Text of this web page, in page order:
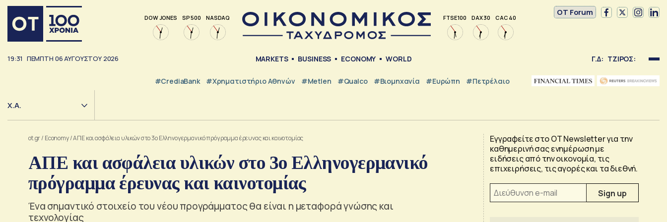
DOW JONES SP 500 NASDAQ FTSE 100 DAX 30 CAC 40
OT Forum
19:31 ΠΕΜΠΤΗ 06ΑΥΓΟΥΣΤΟΥ 2026 MARKETS BUSINESS ECONOMY WORLD Γ.Δ: ΤΖΙΡΟΣ:
#CrediaBank #Χρηματιστήριο Αθηνών #metlen #Qualco #Βιομηχανία #Ευρώπη #Πετρέλαιο
Χ.Α.
ot.gr/ Economy/ΑΠΕ και ασφάλεια υλικών στο 3ο Ελληνογερμανικό πρόγραμμα έρευνας και καινοτομίας
ΑΠΕ και ασφάλεια υλικών στο 3ο Ελληνογερμανικό
πρόγραμμα έρευνας και καινοτομίας
Ένα σημαντικό στοιχείο του νέου προγράμματος θα είναι η μεταφορά γνώσης και
τεχνολογίας
Εγγραφείτε στο OT Newsletter για την
καθημερινή σας ενημέρωση με
ειδήσεις από την οικονομία, τις
επιχειρήσεις, τις αγορές και τα διεθνή.